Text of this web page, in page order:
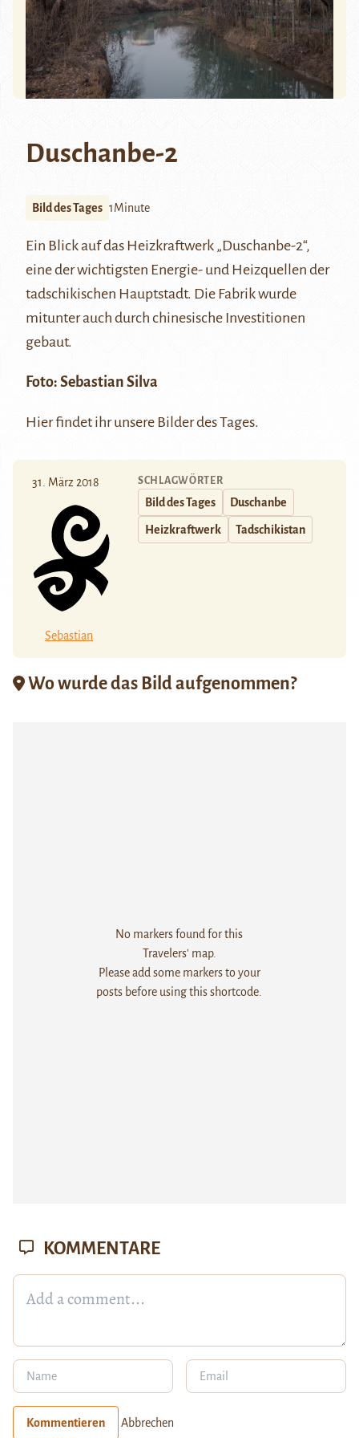
Duschanbe-2
Bild des Tages 1Minute
Ein Blick auf das Heizkraftwerk „Duschanbe-2“,
eine der wichtigsten Energie- und Heizquellen der
tadschikischen Hauptstadt. Die Fabrik wurde
mitunter auch durch chinesische Investitionen
gebaut.
Foto: Sebastian Silva
Hierfindet ihr unsere Bilder des Tages.
31. März 2018
Sebastian
SCHLAGWÖRTER
Bild des Tages Duschanbe
Heizkraftwerk Tadschikistan
Wo wurde das Bild aufgenommen?
No markers found for this
Travelers' map.
Please add some markers to your
posts before using this shortcode.
KOMMENTARE
Kommentieren Abbrechen